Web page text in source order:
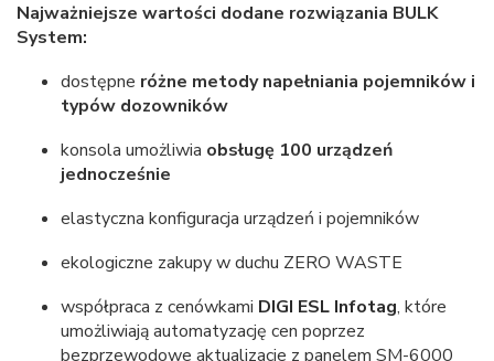
Najważniejsze wartości dodane rozwiązania BULK
System:
dostępne różne metody napełniania pojemników i
typów dozowników
konsola umożliwia obsługę 100 urządzeń
jednocześnie
elastyczna konfiguracja urządzeń i pojemników
ekologiczne zakupy w duchu ZERO WASTE
współpraca z cenówkami DIGI ESL Infotag, które
umożliwiają automatyzację cen poprzez
bezprzewodowe aktualizacje z panelem SM-6000